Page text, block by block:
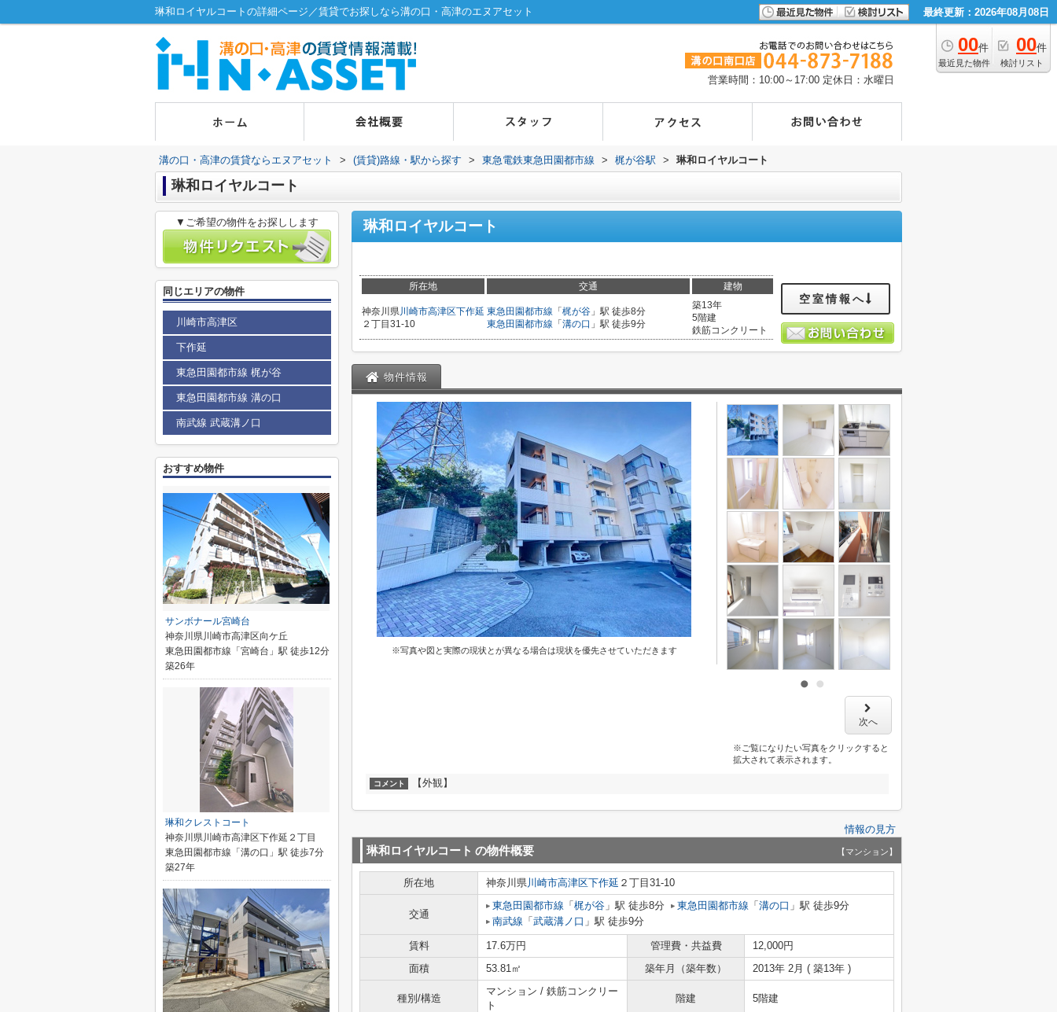
琳和ロイヤルコートの詳細ページ／賃貸でお探しなら溝の口・高津のエヌアセット 最終更新：2026年08月08日
00件
最近見た物件
00件
検討リスト
営業時間：10:00～17:00 定休日：水曜日
溝の口・高津の賃貸ならエヌアセット > (賃貸)路線・駅から探す > 東急電鉄東急田園都市線 > 梶が谷駅 > 琳和ロイヤルコート
琳和ロイヤルコート
琳和ロイヤルコート
所在地 交通 建物
神奈川県川崎市高津区下作延
２丁目31-10
東急田園都市線 「 梶が谷 」駅 徒歩8分
東急田園都市線 「 溝の口 」駅 徒歩9分
築13年
5階建
鉄筋コンクリート
空室情報へ
物件情報
※写真や図と実際の現状とが異なる場合は現状を優先させていただきます
次へ
※ご覧になりたい写真をクリックすると
拡大されて表示されます。
コメント 【外観】
情報の見方
琳和ロイヤルコート の物件概要 【マンション】
所在地 神奈川県川崎市高津区下作延 ２丁目31-10
交通
東急田園都市線 「 梶が谷 」駅 徒歩8分 東急田園都市線 「 溝の口 」駅 徒歩9分
南武線 「 武蔵溝ノ口 」駅 徒歩9分
賃料 17.6万円 管理費・共益費
12,000円
面積
53.81㎡ 築年月（築年数） 2013年 2月 ( 築13年 )
種別/構造
マンション / 鉄筋コンクリー
ト
階建 5階建
▼ご希望の物件をお探しします
同じエリアの物件
川崎市高津区
下作延
東急田園都市線 梶が谷
東急田園都市線 溝の口
南武線 武蔵溝ノ口
おすすめ物件
サンボナール宮崎台
神奈川県川崎市高津区向ケ丘
東急田園都市線「宮崎台」駅 徒歩12分
築26年
琳和クレストコート
神奈川県川崎市高津区下作延２丁目
東急田園都市線「溝の口」駅 徒歩7分
築27年